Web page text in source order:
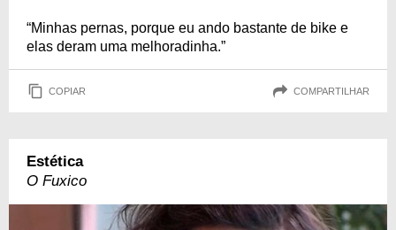
“Minhas pernas, porque eu ando bastante de bike e
elas deram uma melhoradinha.”
COPIAR COMPARTILHAR
Estética
O Fuxico